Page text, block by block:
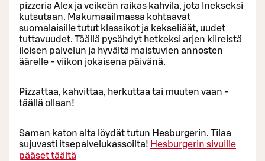
pizzeria Alex ja veikeän raikas kahvila, jota Inekseksi
kutsutaan. Makumaailmassa kohtaavat
suomalaisille tutut klassikot ja kekseliäät, uudet
tuttavuudet. Täällä pysähdyt hetkeksi arjen kiireistä
iloisen palvelun ja hyvältä maistuvien annosten
äärelle - viikon jokaisena päivänä.
Pizzattaa, kahvittaa, herkuttaa tai muuten vaan -
täällä ollaan!
Saman katon alta löydät tutun Hesburgerin. Tilaa
sujuvasti itsepalvelukassoilta! Hesburgerin sivuille
pääset täältä